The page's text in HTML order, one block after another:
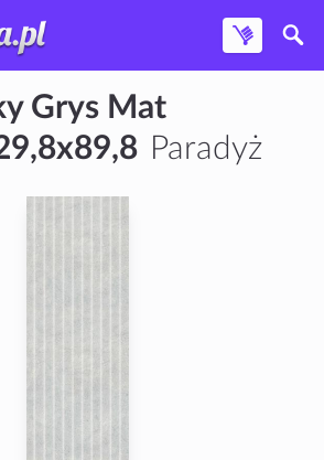
Grys Mat
Paradyż